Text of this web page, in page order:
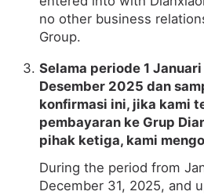
no other business
Group.
Selama periode 1
Desember 2025 dan
konfirmasi ini, jika kami
pembayaran ke Grup
pihak ketiga, kami
During the period from
December 31, 2025, and